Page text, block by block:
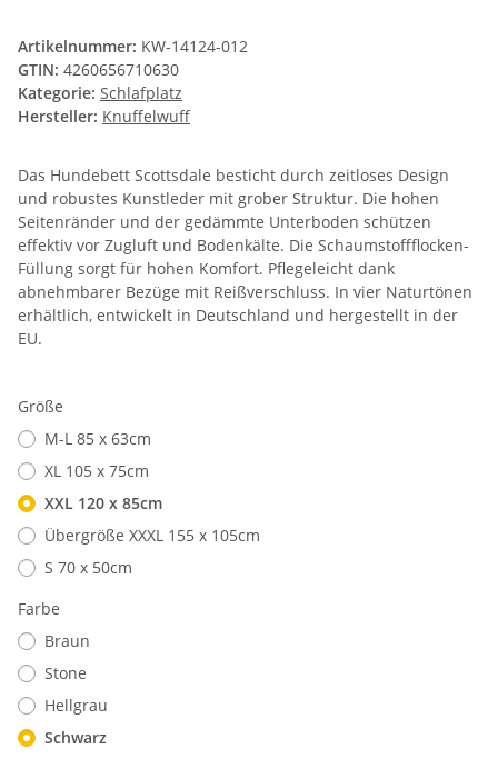
Artikelnummer: KW-14124-012
GTIN: 4260656710630
Kategorie: Schlafplatz
Hersteller: Knuffelwuff
Das Hundebett Scottsdale besticht durch zeitloses Design
und robustes Kunstleder mit grober Struktur. Die hohen
Seitenränder und der gedämmte Unterboden schützen
effektiv vor Zugluft und Bodenkälte. Die Schaumstoffflocken-
Füllung sorgt für hohen Komfort. Pflegeleicht dank
abnehmbarer Bezüge mit Reißverschluss. In vier Naturtönen
erhältlich, entwickelt in Deutschland und hergestellt in der
EU.
Größe
M-L 85 x 63cm
XL 105 x 75cm
XXL 120 x 85cm
Übergröße XXXL 155 x 105cm
S 70 x 50cm
Farbe
Braun
Stone
Hellgrau
Schwarz